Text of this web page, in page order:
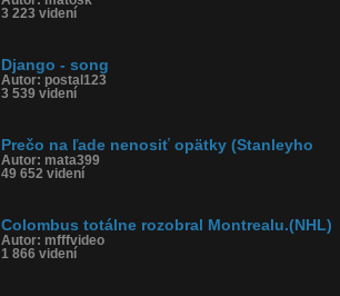
3 223 videní
Django - song
Autor: postal123
3 539 videní
Prečo na ľade nenosiť opätky (Stanleyho
Autor: mata399
49 652 videní
Colombus totálne rozobral Montrealu.(NHL)
Autor: mfffvideo
1 866 videní